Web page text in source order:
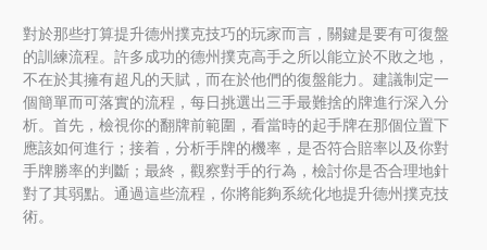
對於那些打算提升德州撲克技巧的玩家而言，關鍵是要有可復盤
的訓練流程。許多成功的德州撲克高手之所以能立於不敗之地，
不在於其擁有超凡的天賦，而在於他們的復盤能力。建議制定一
個簡單而可落實的流程，每日挑選出三手最難捨的牌進行深入分
析。首先，檢視你的翻牌前範圍，看當時的起手牌在那個位置下
應該如何進行；接着，分析手牌的機率，是否符合賠率以及你對
手牌勝率的判斷；最終，觀察對手的行為，檢討你是否合理地針
對了其弱點。通過這些流程，你將能夠系統化地提升德州撲克技
術。